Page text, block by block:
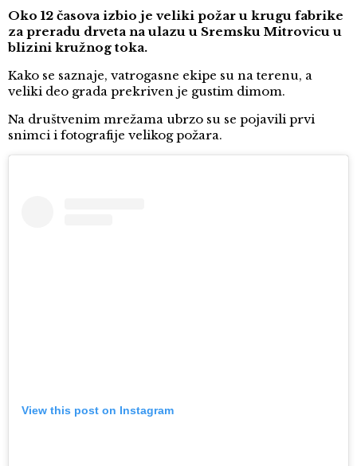
Oko 12 časova izbio je veliki požar u krugu fabrike
za preradu drveta na ulazu u Sremsku Mitrovicu u
blizini kružnog toka.
Kako se saznaje, vatrogasne ekipe su na terenu, a
veliki deo grada prekriven je gustim dimom.
Na društvenim mrežama ubrzo su se pojavili prvi
snimci i fotografije velikog požara.
View this post on Instagram